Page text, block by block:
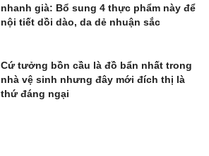
nhanh già: Bổ sung 4 thực phẩm này để
nội tiết dồi dào, da dẻ nhuận sắc
Cứ tưởng bồn cầu là đồ bẩn nhất trong
nhà vệ sinh nhưng đây mới đích thị là
thứ đáng ngại